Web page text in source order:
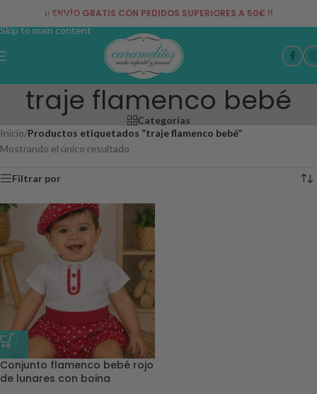
Skip to navigation
Skip to main content
¡¡ ENVÍO GRATIS CON PEDIDOS SUPERIORES A 50€ !!
traje flamenco bebé
Categorías
Inicio/Productos etiquetados “traje flamenco bebé”
Mostrando el único resultado
Filtrar por
Conjunto flamenco bebé rojo
de lunares con boina